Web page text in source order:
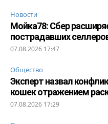
Новости
Мойка78: Сбер
пострадавших
07.08.2026 17:47
Общество
Эксперт назвал
кошек отражением
07.08.2026 17:29